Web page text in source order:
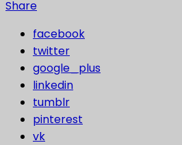
Share
facebook
twitter
google_plus
linkedin
tumblr
pinterest
vk